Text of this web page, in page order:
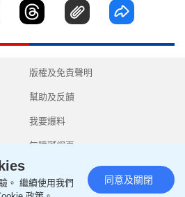
版權及免責聲明
幫助及反饋
我要爆料
無障礙網頁
。 繼續使用我們
同意及關閉